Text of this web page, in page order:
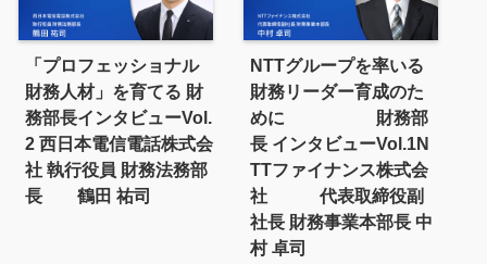
「プロフェッショナル
財務人材」を育てる 財
務部長インタビューVol.
2 西日本電信電話株式会
社 執行役員 財務法務部
長 鶴田 祐司
NTTグループを率いる
財務リーダー育成のた
めに 財務部
長 インタビューVol.1N
TTファイナンス株式会
社 代表取締役副
社長 財務事業本部長 中
村 卓司